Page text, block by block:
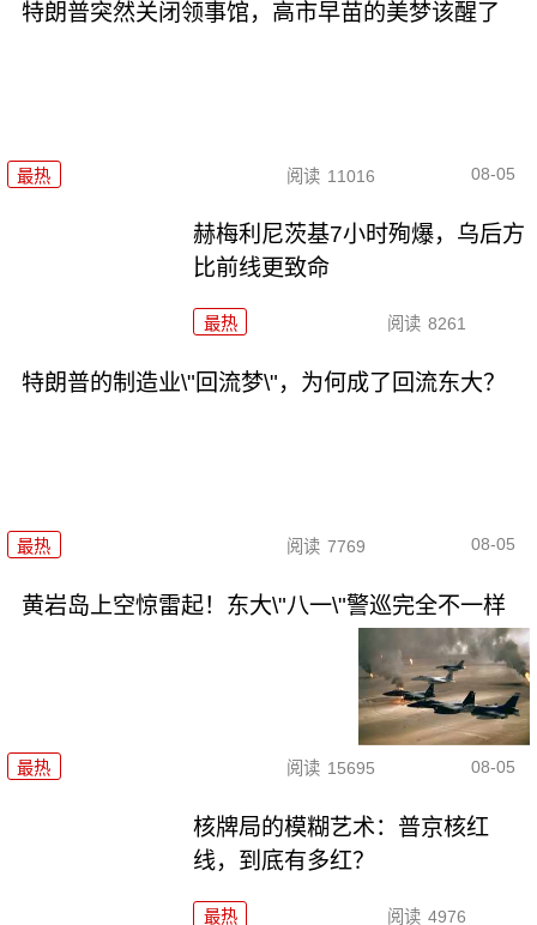
特朗普突然关闭领事馆，高市早苗的美梦该醒了
最热 阅读 11016 08-05
赫梅利尼茨基7小时殉爆，乌后方
比前线更致命
最热 阅读 8261
特朗普的制造业\"回流梦\"，为何成了回流东大？
最热 阅读 7769 08-05
黄岩岛上空惊雷起！东大\"八一\"警巡完全不一样
最热 阅读 15695 08-05
核牌局的模糊艺术：普京核红
线，到底有多红？
最热 阅读 4976